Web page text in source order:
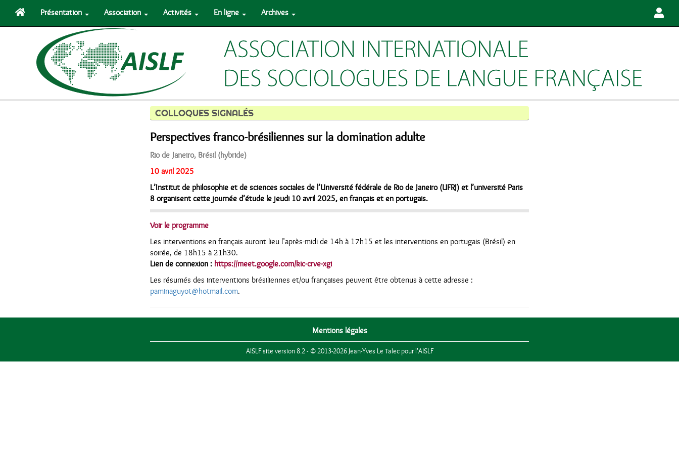
Présentation Association Activités En ligne Archives
COLLOQUES SIGNALÉS
Perspectives franco-brésiliennes sur la domination adulte
Rio de Janeiro, Brésil (hybride)
10 avril 2025
L’Institut de philosophie et de sciences sociales de l’Université fédérale de Rio de Janeiro (UFRJ) et l’université Paris
8 organisent cette journée d’étude le jeudi 10 avril 2025, en français et en portugais.
Voir le programme
Les interventions en français auront lieu l’après-midi de 14h à 17h15 et les interventions en portugais (Brésil) en
soirée, de 18h15 à 21h30.
Lien de connexion : https://meet.google.com/kic-crve-xgi
Les résumés des interventions brésiliennes et/ou françaises peuvent être obtenus à cette adresse :
paminaguyot@hotmail.com.
Mentions légales
AISLF site version 8.2 - © 2013-2026 Jean-Yves Le Talec pour l'AISLF